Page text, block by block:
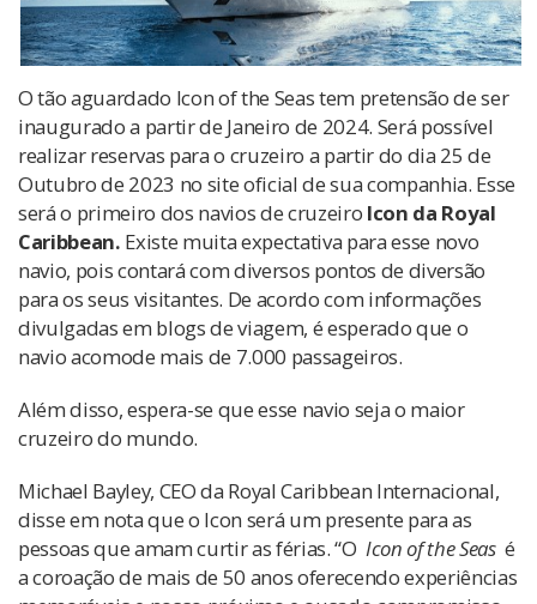
O tão aguardado Icon of the Seas tem pretensão de ser
inaugurado a partir de Janeiro de 2024. Será possível
realizar reservas para o cruzeiro a partir do dia 25 de
Outubro de 2023 no site oficial de sua companhia. Esse
será o primeiro dos navios de cruzeiro Icon da Royal
Caribbean. Existe muita expectativa para esse novo
navio, pois contará com diversos pontos de diversão
para os seus visitantes. De acordo com informações
divulgadas em blogs de viagem, é esperado que o
navio acomode mais de 7.000 passageiros.
Além disso, espera-se que esse navio seja o maior
cruzeiro do mundo.
Michael Bayley, CEO da Royal Caribbean Internacional,
disse em nota que o Icon será um presente para as
pessoas que amam curtir as férias.“O Icon of the Seasé
a coroação de mais de 50 anos oferecendo experiências